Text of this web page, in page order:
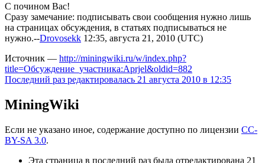
С почином Вас!
Сразу замечание: подписывать свои сообщения нужно лишь
на страницах обсуждения, в статьях подписываться не
нужно.--Drovosekk 12:35, августа 21, 2010 (UTC)
Источник — http://miningwiki.ru/w/index.php?
title=Обсуждение_участника:Aprjel&oldid=882
Последний раз редактировалась 21 августа 2010 в 12:35
MiningWiki
Если не указано иное, содержание доступно по лицензии CC-
BY-SA 3.0.
Эта страница в последний раз была отредактирована 21